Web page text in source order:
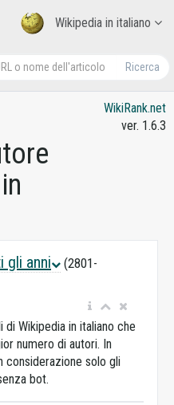
Wikipedia in italiano
Ricerca
WikiRank.net
ver. 1.6.3
gli anni
(2801-
Wikipedia in italiano che
numero di autori. In
considerazione solo gli
bot.